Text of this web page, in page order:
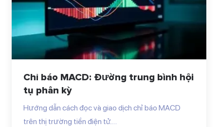
Chỉ báo MACD: Đường trung bình hội
tụ phân kỳ
Hướng dẫn cách đọc và giao dịch chỉ báo MACD
trên thị trường tiền điện tử.…